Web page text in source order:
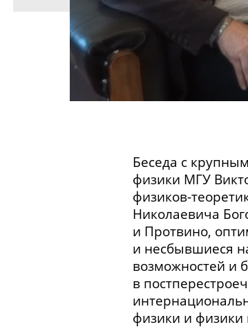
Беседа с
физики МГУ
физиков-
Николаевича
и Протвино,
и несбывшиеся
возможностей и
в
физики и физики